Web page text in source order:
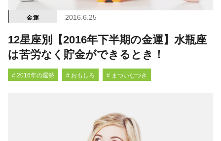
金運 2016.6.25
12星座別【2016年下半期の金運】水瓶座
は苦労なく貯金ができるとき！
# 2016年の運勢 # おもしろ # まついなつき